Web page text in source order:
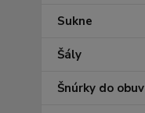
Sukne
Šály
Šnúrky do